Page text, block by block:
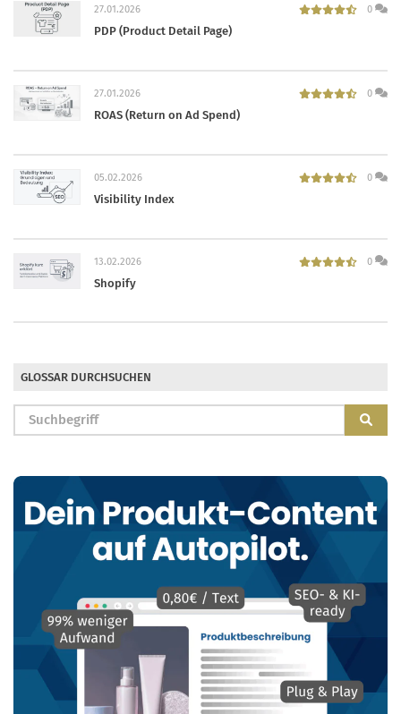
27.01.2026 0
PDP (Product Detail Page)
27.01.2026 0
ROAS (Return on Ad Spend)
05.02.2026 0
Visibility Index
13.02.2026 0
Shopify
GLOSSAR DURCHSUCHEN